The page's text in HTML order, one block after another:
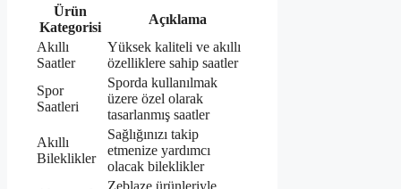
Ürün
Kategorisi
Açıklama
Akıllı
Saatler
Yüksek kaliteli ve akıllı
özelliklere sahip saatler
Spor
Saatleri
Sporda kullanılmak
üzere özel olarak
tasarlanmış saatler
Akıllı
Bileklikler
Sağlığınızı takip
etmenize yardımcı
olacak bileklikler